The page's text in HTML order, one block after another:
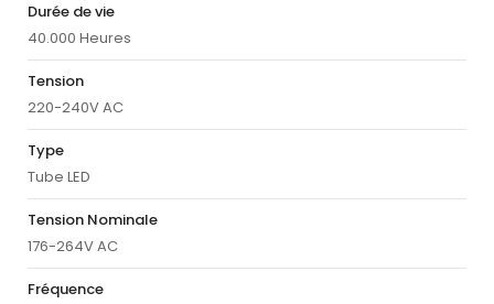
Durée de vie
40.000 Heures
Tension
220-240V AC
Type
Tube LED
Tension Nominale
176-264V AC
Fréquence